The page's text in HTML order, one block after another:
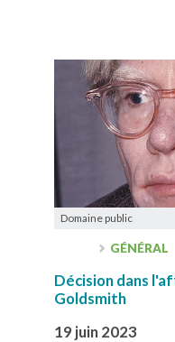
Domaine public
GÉNÉRAL
Décision dans
Goldsmith
19 juin 2023